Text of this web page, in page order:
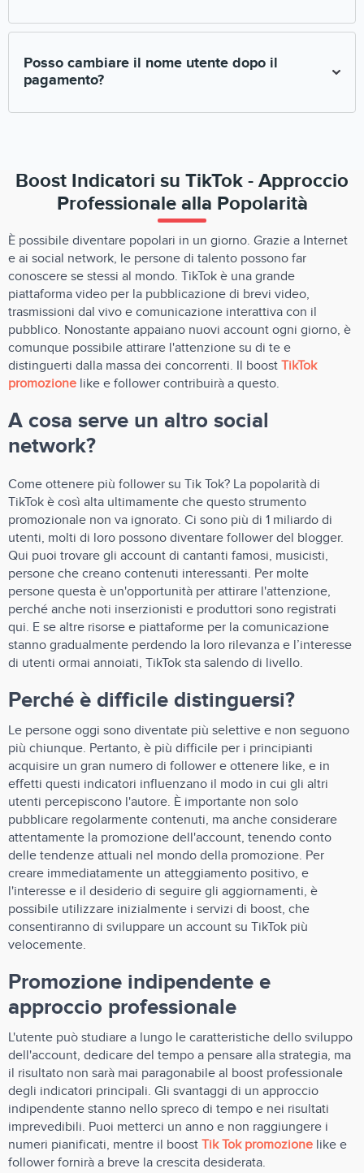
Si, il tuo profilo deve essere pubblico. La promozione di profili
Posso cambiare il nome utente dopo il
pagamento?
Boost Indicatori su TikTok - Approccio
Professionale alla Popolarità
È possibile diventare popolari in un giorno. Grazie a Internet
e ai social network, le persone di talento possono far
conoscere se stessi al mondo. TikTok è una grande
piattaforma video per la pubblicazione di brevi video,
trasmissioni dal vivo e comunicazione interattiva con il
pubblico. Nonostante appaiano nuovi account ogni giorno, è
comunque possibile attirare l'attenzione su di te e
distinguerti dalla massa dei concorrenti. Il boost TikTok
promozione like e follower contribuirà a questo.
A cosa serve un altro social
network?
Come ottenere più follower su Tik Tok? La popolarità di
TikTok è così alta ultimamente che questo strumento
promozionale non va ignorato. Ci sono più di 1 miliardo di
utenti, molti di loro possono diventare follower del blogger.
Qui puoi trovare gli account di cantanti famosi, musicisti,
persone che creano contenuti interessanti. Per molte
persone questa è un'opportunità per attirare l'attenzione,
perché anche noti inserzionisti e produttori sono registrati
qui. E se altre risorse e piattaforme per la comunicazione
stanno gradualmente perdendo la loro rilevanza e l’interesse
di utenti ormai annoiati, TikTok sta salendo di livello.
Perché è difficile distinguersi?
Le persone oggi sono diventate più selettive e non seguono
più chiunque. Pertanto, è più difficile per i principianti
acquisire un gran numero di follower e ottenere like, e in
effetti questi indicatori influenzano il modo in cui gli altri
utenti percepiscono l'autore. È importante non solo
pubblicare regolarmente contenuti, ma anche considerare
attentamente la promozione dell'account, tenendo conto
delle tendenze attuali nel mondo della promozione. Per
creare immediatamente un atteggiamento positivo, e
l'interesse e il desiderio di seguire gli aggiornamenti, è
possibile utilizzare inizialmente i servizi di boost, che
consentiranno di sviluppare un account su TikTok più
velocemente.
Promozione indipendente e
approccio professionale
L'utente può studiare a lungo le caratteristiche dello sviluppo
dell'account, dedicare del tempo a pensare alla strategia, ma
il risultato non sarà mai paragonabile al boost professionale
degli indicatori principali. Gli svantaggi di un approccio
indipendente stanno nello spreco di tempo e nei risultati
imprevedibili. Puoi metterci un anno e non raggiungere i
numeri pianificati, mentre il boost Tik Tok promozione like e
follower fornirà a breve la crescita desiderata.